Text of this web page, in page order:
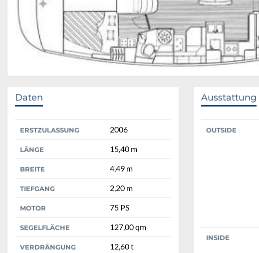
Daten
ERSTZULASSUNG 2006
LÄNGE 15,40 m
BREITE 4,49 m
TIEFGANG 2,20 m
MOTOR 75 PS
SEGELFLÄCHE 127,00 qm
VERDRÄNGUNG 12,60 t
Ausstattung
OUTSIDE
INSIDE